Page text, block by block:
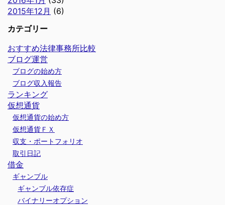
2015年12月 (6)
カテゴリー
おすすめ法律事務所比較
ブログ運営
ブログの始め方
ブログ収入報告
ランキング
仮想通貨
仮想通貨の始め方
仮想通貨ＦＸ
収支・ポートフォリオ
取引日記
借金
ギャンブル
ギャンブル依存症
バイナリーオプション